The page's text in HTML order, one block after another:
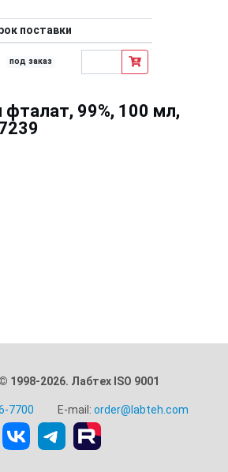
поставки
под заказ
99%, 100 мл,
1998-2026. Лабтех ISO 9001
7700 E-mail: order@labteh.com